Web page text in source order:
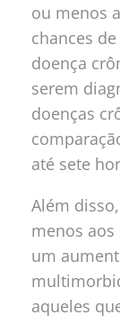
ou menos
chances
doença
serem
doenças
até sete
Além
menos aos
um
aqueles